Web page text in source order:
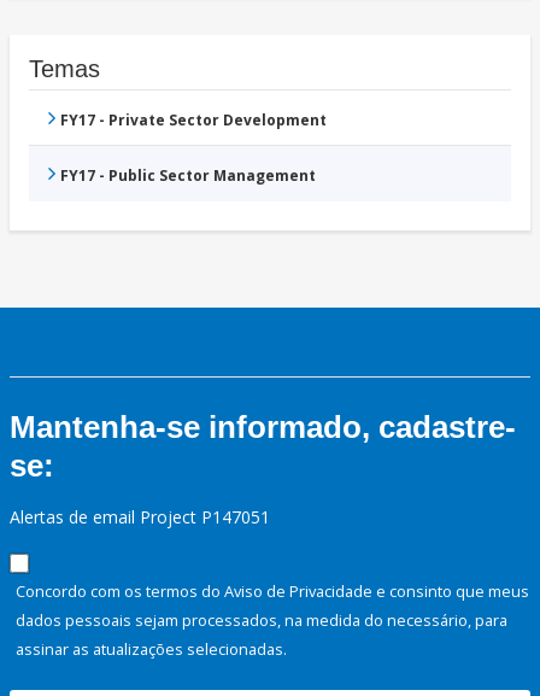
Temas
FY17 - Private Sector Development
FY17 - Public Sector Management
Mantenha-se informado, cadastre-
se:
Alertas de email Project P147051
Concordo com os termos do Aviso de Privacidade e consinto que meus
dados pessoais sejam processados, na medida do necessário, para
assinar as atualizações selecionadas.